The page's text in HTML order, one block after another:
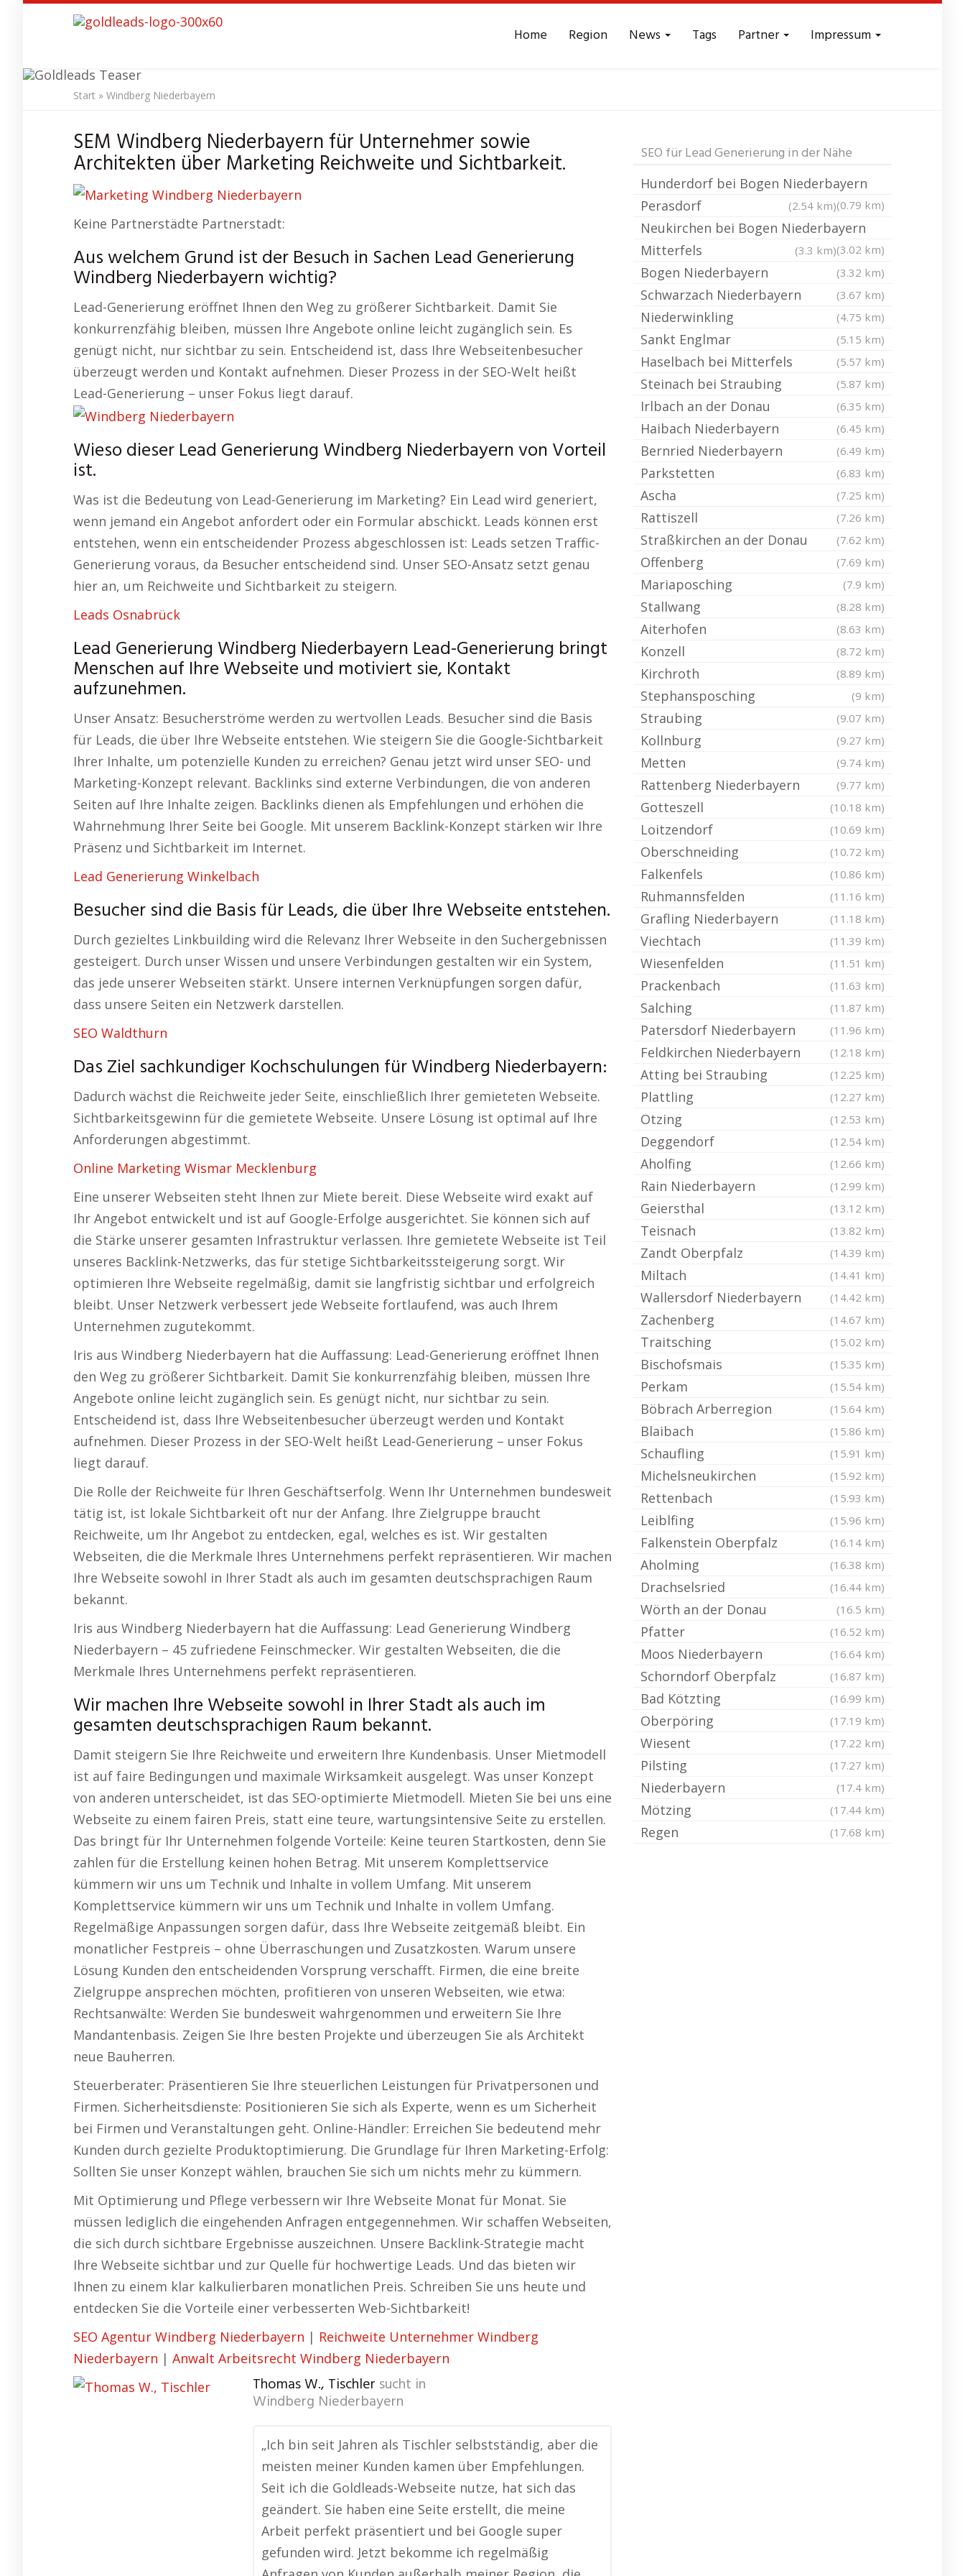
content
Home Region News Tags Partner Impressum
SEO Agentur Windberg Niederbayern
Start » Windberg Niederbayern
SEM Windberg Niederbayern für Unternehmer sowie
Architekten über Marketing Reichweite und Sichtbarkeit.
Keine Partnerstädte Partnerstadt:
Aus welchem Grund ist der Besuch in Sachen Lead Generierung
Windberg Niederbayern wichtig?
Lead-Generierung eröffnet Ihnen den Weg zu größerer Sichtbarkeit. Damit Sie
konkurrenzfähig bleiben, müssen Ihre Angebote online leicht zugänglich sein. Es
genügt nicht, nur sichtbar zu sein. Entscheidend ist, dass Ihre Webseitenbesucher
überzeugt werden und Kontakt aufnehmen. Dieser Prozess in der SEO-Welt heißt
Lead-Generierung – unser Fokus liegt darauf.
Wieso dieser Lead Generierung Windberg Niederbayern von Vorteil
ist.
Was ist die Bedeutung von Lead-Generierung im Marketing? Ein Lead wird generiert,
wenn jemand ein Angebot anfordert oder ein Formular abschickt. Leads können erst
entstehen, wenn ein entscheidender Prozess abgeschlossen ist: Leads setzen Traffic-
Generierung voraus, da Besucher entscheidend sind. Unser SEO-Ansatz setzt genau
hier an, um Reichweite und Sichtbarkeit zu steigern.
Leads Osnabrück
Lead Generierung Windberg Niederbayern Lead-Generierung bringt
Menschen auf Ihre Webseite und motiviert sie, Kontakt
aufzunehmen.
Unser Ansatz: Besucherströme werden zu wertvollen Leads. Besucher sind die Basis
für Leads, die über Ihre Webseite entstehen. Wie steigern Sie die Google-Sichtbarkeit
Ihrer Inhalte, um potenzielle Kunden zu erreichen? Genau jetzt wird unser SEO- und
Marketing-Konzept relevant. Backlinks sind externe Verbindungen, die von anderen
Seiten auf Ihre Inhalte zeigen. Backlinks dienen als Empfehlungen und erhöhen die
Wahrnehmung Ihrer Seite bei Google. Mit unserem Backlink-Konzept stärken wir Ihre
Präsenz und Sichtbarkeit im Internet.
Lead Generierung Winkelbach
Besucher sind die Basis für Leads, die über Ihre Webseite entstehen.
Durch gezieltes Linkbuilding wird die Relevanz Ihrer Webseite in den Suchergebnissen
gesteigert. Durch unser Wissen und unsere Verbindungen gestalten wir ein System,
das jede unserer Webseiten stärkt. Unsere internen Verknüpfungen sorgen dafür,
dass unsere Seiten ein Netzwerk darstellen.
SEO Waldthurn
Das Ziel sachkundiger Kochschulungen für Windberg Niederbayern:
Dadurch wächst die Reichweite jeder Seite, einschließlich Ihrer gemieteten Webseite.
Sichtbarkeitsgewinn für die gemietete Webseite. Unsere Lösung ist optimal auf Ihre
Anforderungen abgestimmt.
Online Marketing Wismar Mecklenburg
Eine unserer Webseiten steht Ihnen zur Miete bereit. Diese Webseite wird exakt auf
Ihr Angebot entwickelt und ist auf Google-Erfolge ausgerichtet. Sie können sich auf
die Stärke unserer gesamten Infrastruktur verlassen. Ihre gemietete Webseite ist Teil
unseres Backlink-Netzwerks, das für stetige Sichtbarkeitssteigerung sorgt. Wir
optimieren Ihre Webseite regelmäßig, damit sie langfristig sichtbar und erfolgreich
bleibt. Unser Netzwerk verbessert jede Webseite fortlaufend, was auch Ihrem
Unternehmen zugutekommt.
Iris aus Windberg Niederbayern hat die Auffassung: Lead-Generierung eröffnet Ihnen
den Weg zu größerer Sichtbarkeit. Damit Sie konkurrenzfähig bleiben, müssen Ihre
Angebote online leicht zugänglich sein. Es genügt nicht, nur sichtbar zu sein.
Entscheidend ist, dass Ihre Webseitenbesucher überzeugt werden und Kontakt
aufnehmen. Dieser Prozess in der SEO-Welt heißt Lead-Generierung – unser Fokus
liegt darauf.
Die Rolle der Reichweite für Ihren Geschäftserfolg. Wenn Ihr Unternehmen bundesweit
tätig ist, ist lokale Sichtbarkeit oft nur der Anfang. Ihre Zielgruppe braucht
Reichweite, um Ihr Angebot zu entdecken, egal, welches es ist. Wir gestalten
Webseiten, die die Merkmale Ihres Unternehmens perfekt repräsentieren. Wir machen
Ihre Webseite sowohl in Ihrer Stadt als auch im gesamten deutschsprachigen Raum
bekannt.
Iris aus Windberg Niederbayern hat die Auffassung: Lead Generierung Windberg
Niederbayern – 45 zufriedene Feinschmecker. Wir gestalten Webseiten, die die
Merkmale Ihres Unternehmens perfekt repräsentieren.
Wir machen Ihre Webseite sowohl in Ihrer Stadt als auch im
gesamten deutschsprachigen Raum bekannt.
Damit steigern Sie Ihre Reichweite und erweitern Ihre Kundenbasis. Unser Mietmodell
ist auf faire Bedingungen und maximale Wirksamkeit ausgelegt. Was unser Konzept
von anderen unterscheidet, ist das SEO-optimierte Mietmodell. Mieten Sie bei uns eine
Webseite zu einem fairen Preis, statt eine teure, wartungsintensive Seite zu erstellen.
Das bringt für Ihr Unternehmen folgende Vorteile: Keine teuren Startkosten, denn Sie
zahlen für die Erstellung keinen hohen Betrag. Mit unserem Komplettservice
kümmern wir uns um Technik und Inhalte in vollem Umfang. Mit unserem
Komplettservice kümmern wir uns um Technik und Inhalte in vollem Umfang.
Regelmäßige Anpassungen sorgen dafür, dass Ihre Webseite zeitgemäß bleibt. Ein
monatlicher Festpreis – ohne Überraschungen und Zusatzkosten. Warum unsere
Lösung Kunden den entscheidenden Vorsprung verschafft. Firmen, die eine breite
Zielgruppe ansprechen möchten, profitieren von unseren Webseiten, wie etwa:
Rechtsanwälte: Werden Sie bundesweit wahrgenommen und erweitern Sie Ihre
Mandantenbasis. Zeigen Sie Ihre besten Projekte und überzeugen Sie als Architekt
neue Bauherren.
Steuerberater: Präsentieren Sie Ihre steuerlichen Leistungen für Privatpersonen und
Firmen. Sicherheitsdienste: Positionieren Sie sich als Experte, wenn es um Sicherheit
bei Firmen und Veranstaltungen geht. Online-Händler: Erreichen Sie bedeutend mehr
Kunden durch gezielte Produktoptimierung. Die Grundlage für Ihren Marketing-Erfolg:
Sollten Sie unser Konzept wählen, brauchen Sie sich um nichts mehr zu kümmern.
Mit Optimierung und Pflege verbessern wir Ihre Webseite Monat für Monat. Sie
müssen lediglich die eingehenden Anfragen entgegennehmen. Wir schaffen Webseiten,
die sich durch sichtbare Ergebnisse auszeichnen. Unsere Backlink-Strategie macht
Ihre Webseite sichtbar und zur Quelle für hochwertige Leads. Und das bieten wir
Ihnen zu einem klar kalkulierbaren monatlichen Preis. Schreiben Sie uns heute und
entdecken Sie die Vorteile einer verbesserten Web-Sichtbarkeit!
SEO Agentur Windberg Niederbayern | Reichweite Unternehmer Windberg
Niederbayern | Anwalt Arbeitsrecht Windberg Niederbayern
Thomas W., Tischler sucht in
Windberg Niederbayern
„Ich bin seit Jahren als Tischler selbstständig, aber die
meisten meiner Kunden kamen über Empfehlungen.
Seit ich die Goldleads-Webseite nutze, hat sich das
geändert. Sie haben eine Seite erstellt, die meine
Arbeit perfekt präsentiert und bei Google super
gefunden wird. Jetzt bekomme ich regelmäßig
SEO für Lead Generierung in der Nähe
Hunderdorf bei Bogen Niederbayern
(0.79 km)
Perasdorf (2.54 km)
Neukirchen bei Bogen Niederbayern
(3.02 km)
Mitterfels (3.3 km)
Bogen Niederbayern (3.32 km)
Schwarzach Niederbayern (3.67 km)
Niederwinkling (4.75 km)
Sankt Englmar (5.15 km)
Haselbach bei Mitterfels (5.57 km)
Steinach bei Straubing (5.87 km)
Irlbach an der Donau (6.35 km)
Haibach Niederbayern (6.45 km)
Bernried Niederbayern (6.49 km)
Parkstetten (6.83 km)
Ascha (7.25 km)
Rattiszell (7.26 km)
Straßkirchen an der Donau (7.62 km)
Offenberg (7.69 km)
Mariaposching (7.9 km)
Stallwang (8.28 km)
Aiterhofen (8.63 km)
Konzell (8.72 km)
Kirchroth (8.89 km)
Stephansposching (9 km)
Straubing (9.07 km)
Kollnburg (9.27 km)
Metten (9.74 km)
Rattenberg Niederbayern (9.77 km)
Gotteszell (10.18 km)
Loitzendorf (10.69 km)
Oberschneiding (10.72 km)
Falkenfels (10.86 km)
Ruhmannsfelden (11.16 km)
Grafling Niederbayern (11.18 km)
Viechtach (11.39 km)
Wiesenfelden (11.51 km)
Prackenbach (11.63 km)
Salching (11.87 km)
Patersdorf Niederbayern (11.96 km)
Feldkirchen Niederbayern (12.18 km)
Atting bei Straubing (12.25 km)
Plattling (12.27 km)
Otzing (12.53 km)
Deggendorf (12.54 km)
Aholfing (12.66 km)
Rain Niederbayern (12.99 km)
Geiersthal (13.12 km)
Teisnach (13.82 km)
Zandt Oberpfalz (14.39 km)
Miltach (14.41 km)
Wallersdorf Niederbayern (14.42 km)
Zachenberg (14.67 km)
Traitsching (15.02 km)
Bischofsmais (15.35 km)
Perkam (15.54 km)
Böbrach Arberregion (15.64 km)
Blaibach (15.86 km)
Schaufling (15.91 km)
Michelsneukirchen (15.92 km)
Rettenbach (15.93 km)
Leiblfing (15.96 km)
Falkenstein Oberpfalz (16.14 km)
Aholming (16.38 km)
Drachselsried (16.44 km)
Wörth an der Donau (16.5 km)
Pfatter (16.52 km)
Moos Niederbayern (16.64 km)
Schorndorf Oberpfalz (16.87 km)
Bad Kötzting (16.99 km)
Oberpöring (17.19 km)
Wiesent (17.22 km)
Pilsting (17.27 km)
Niederbayern (17.4 km)
Mötzing (17.44 km)
Regen (17.68 km)